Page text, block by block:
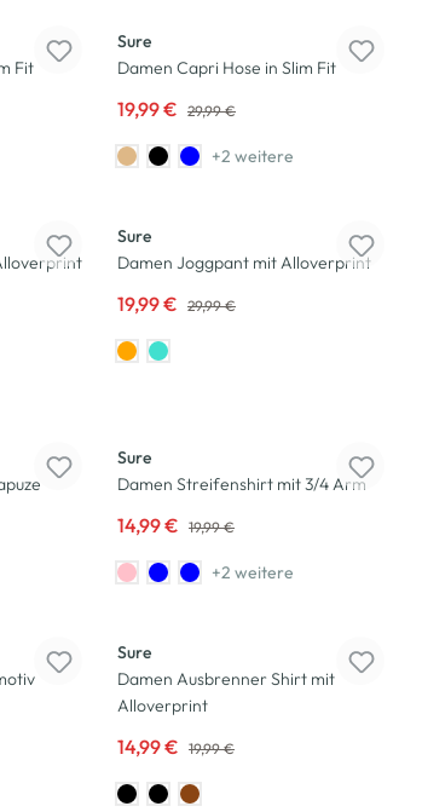
Fit
Sure
Damen Capri Hose in Slim Fit
19,99 € 29,99 €
+2 weitere
Sure
Damen Joggpant mit Alloverprint
19,99 € 29,99 €
Sure
Damen Streifenshirt mit 3/4 Arm
14,99 € 19,99 €
+2 weitere
Sure
Damen Ausbrenner Shirt mit
Alloverprint
14,99 € 19,99 €